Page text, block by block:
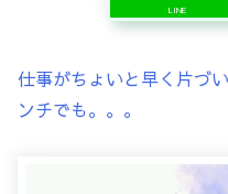
LINE
仕事がちょいと早く片づ
ンチでも。。。